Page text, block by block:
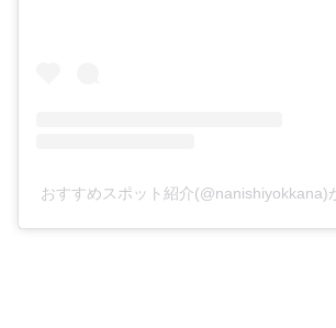
おすすめスポット紹介(@nanishiyokkana)